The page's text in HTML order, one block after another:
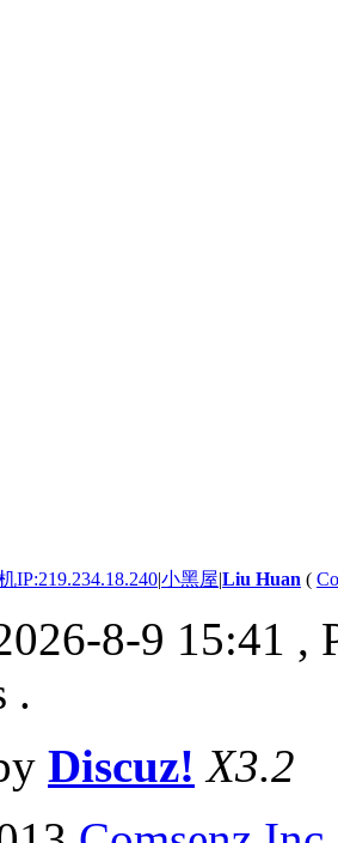
IP:219.234.18.240|小黑屋|Liu Huan (
8-9 15:41 ,
.
Discuz! X3.2